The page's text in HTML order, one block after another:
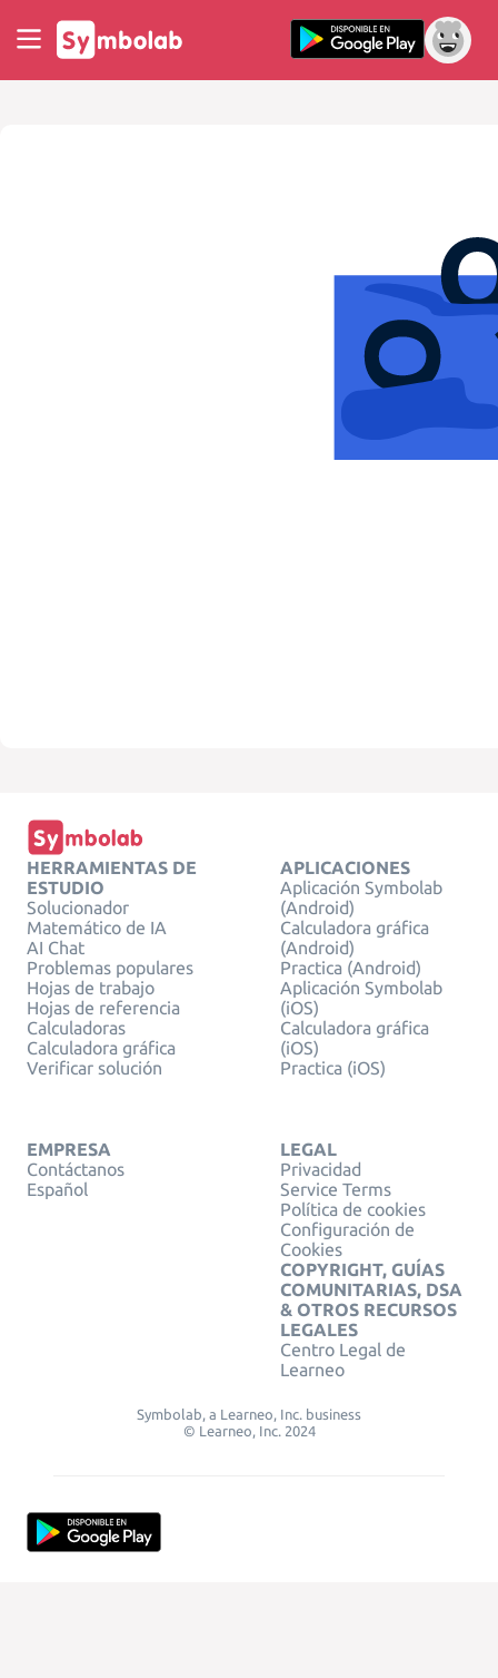
HERRAMIENTAS DE
ESTUDIO
Solucionador
Matemático de IA
AI Chat
Problemas populares
Hojas de trabajo
Hojas de referencia
Calculadoras
Calculadora gráfica
Verificar solución
APLICACIONES
Aplicación Symbolab
(Android)
Calculadora gráfica
(Android)
Practica (Android)
Aplicación Symbolab
(iOS)
Calculadora gráfica
(iOS)
Practica (iOS)
EMPRESA
Contáctanos
Español
LEGAL
Privacidad
Service Terms
Política de cookies
Configuración de
Cookies
COPYRIGHT, GUÍAS
COMUNITARIAS, DSA
& OTROS RECURSOS
LEGALES
Centro Legal de
Learneo
Symbolab, a Learneo, Inc. business
© Learneo, Inc. 2024